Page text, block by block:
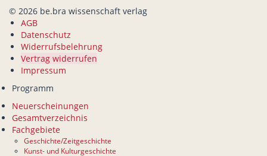
© 2026 be.bra wissenschaft verlag
AGB
Datenschutz
Widerrufsbelehrung
Vertrag widerrufen
Impressum
Programm
Neuerscheinungen
Gesamtverzeichnis
Fachgebiete
Geschichte/Zeitgeschichte
Kunst- und Kulturgeschichte